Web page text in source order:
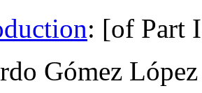
: [of Part
Gómez López